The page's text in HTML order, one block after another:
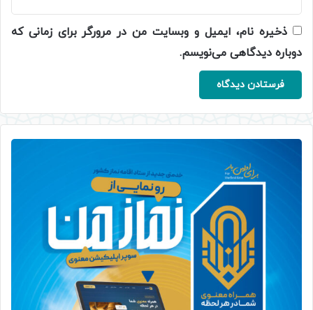
ذخیره نام، ایمیل و وبسایت من در مرورگر برای زمانی که
دوباره دیدگاهی می‌نویسم.